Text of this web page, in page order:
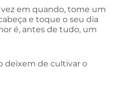
vez em quando, tome um
e toque o seu dia
é, antes de tudo, um
deixem de cultivar o